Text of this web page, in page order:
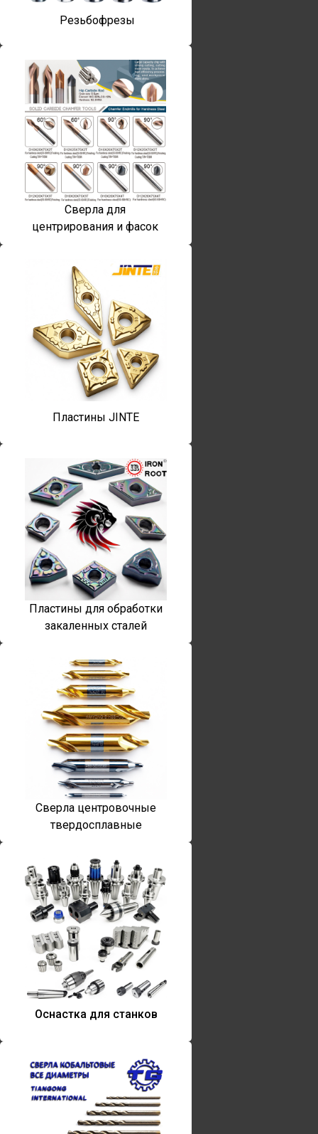
Резьбофрезы
Сверла для
центрирования и фасок
Пластины JINTE
Пластины для обработки
закаленных сталей
Сверла центровочные
твердосплавные
Оснастка для станков